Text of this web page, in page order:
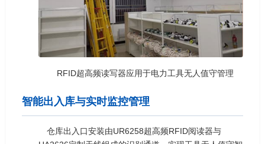
RFID超高频读写器应用于电力工具无人值守管理
智能出入库与实时监控管理
仓库出入口安装由UR6258超高频RFID阅读器与